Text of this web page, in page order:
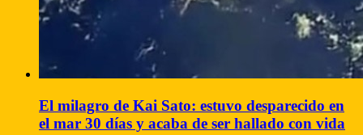
El milagro de Kai Sato: estuvo desparecido en
el mar 30 días y acaba de ser hallado con vida